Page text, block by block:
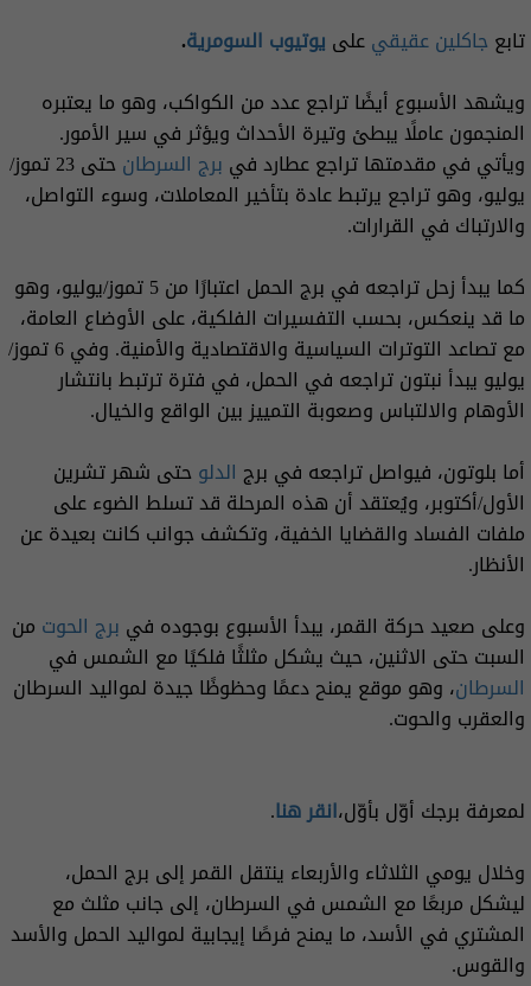
تابع جاكلين عقيقيعلى يوتيوب السومرية.
ويشهد الأسبوع أيضًا تراجع عدد من الكواكب، وهو ما يعتبره
المنجمون عاملًا يبطئ وتيرة الأحداث ويؤثر في سير الأمور.
ويأتي في مقدمتها تراجع عطارد في برج السرطان
حتى 23 تموز/
يوليو، وهو تراجع يرتبط عادة بتأخير المعاملات، وسوء التواصل،
والارتباك في القرارات.
كما يبدأ زحل تراجعه في برج الحمل اعتبارًا من 5 تموز/يوليو، وهو
ما قد ينعكس، بحسب التفسيرات الفلكية، على الأوضاع العامة،
مع تصاعد التوترات السياسية والاقتصادية والأمنية. وفي 6 تموز/
يوليو يبدأ نبتون تراجعه في الحمل، في فترة ترتبط بانتشار
الأوهام والالتباس وصعوبة التمييز بين الواقع والخيال.
أما بلوتون، فيواصل تراجعه في برج الدلوحتى شهر تشرين
الأول/أكتوبر، ويُعتقد أن هذه المرحلة قد تسلط الضوء على
ملفات الفساد والقضايا الخفية، وتكشف جوانب كانت بعيدة عن
الأنظار.
وعلى صعيد حركة القمر، يبدأ الأسبوع بوجوده في برج الحوت من
السبت حتى الاثنين، حيث يشكل مثلثًا فلكيًا مع الشمس في
السرطان، وهو موقع يمنح دعمًا وحظوظًا جيدة لمواليد السرطان
والعقرب والحوت.
لمعرفة برجك أوّل بأوّل،انقر هنا.
وخلال يومي الثلاثاء والأربعاء ينتقل القمر إلى برج الحمل،
ليشكل مربعًا مع الشمس في السرطان، إلى جانب مثلث مع
المشتري في الأسد، ما يمنح فرصًا إيجابية لمواليد الحمل والأسد
والقوس.